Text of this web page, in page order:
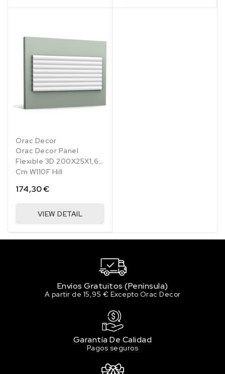
Orac Decor
Orac Decor Panel
Flexible 3D 200X25X1,6
Cm W110F Hill
174,30 €
VIEW DETAIL
Envíos Gratuitos (Península)
A partir de 15,95 € Excepto Orac Decor
Garantía De Calidad
Pagos seguros